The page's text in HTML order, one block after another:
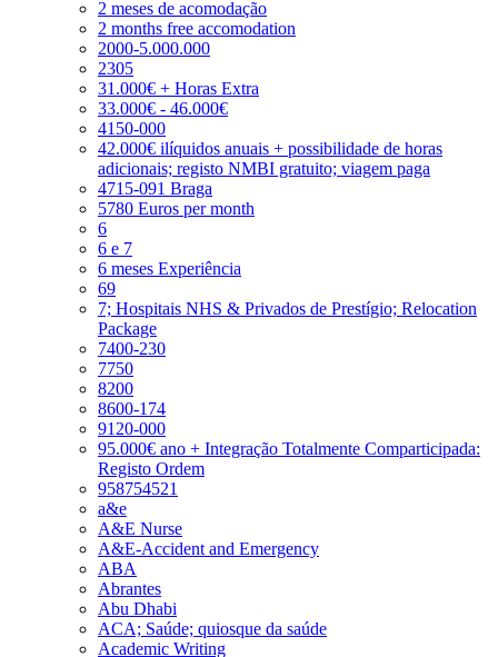
2 meses de acomodação
2 months free accomodation
2000-5.000.000
2305
31.000€ + Horas Extra
33.000€ - 46.000€
4150-000
42.000€ ilíquidos anuais + possibilidade de horas
adicionais; registo NMBI gratuito; viagem paga
4715-091 Braga
5780 Euros per month
6
6 e 7
6 meses Experiência
69
7; Hospitais NHS & Privados de Prestígio; Relocation
Package
7400-230
7750
8200
8600-174
9120-000
95.000€ ano + Integração Totalmente Comparticipada:
Registo Ordem
958754521
a&e
A&E Nurse
A&E-Accident and Emergency
ABA
Abrantes
Abu Dhabi
ACA; Saúde; quiosque da saúde
Academic Writing